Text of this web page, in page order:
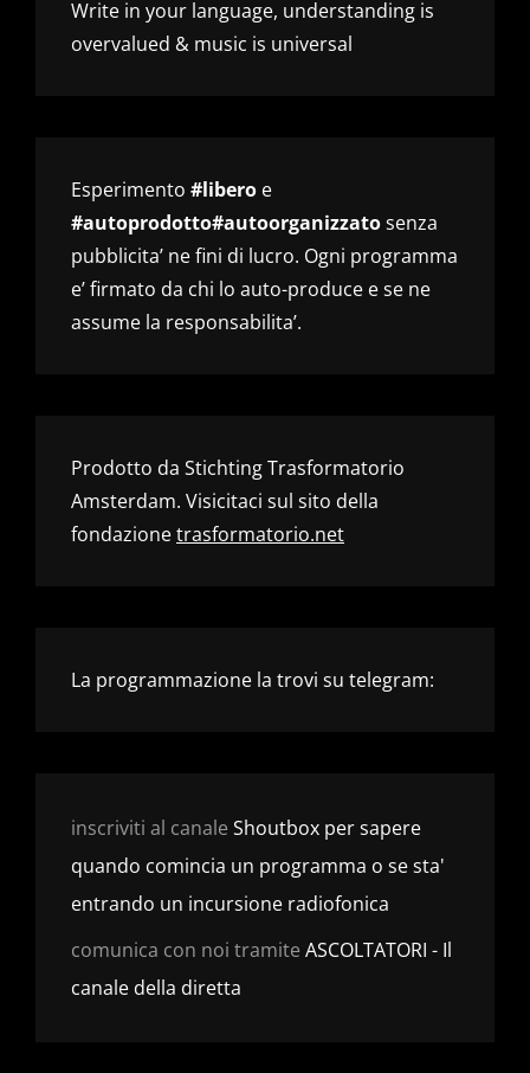
Write in your language, understanding is
overvalued & music is universal
Esperimento #libero e
#autoprodotto#autoorganizzatosenza
pubblicita’ ne fini di lucro. Ogni programma
e’ firmato da chi lo auto-produce e se ne
assume la responsabilita’.
Prodotto da Stichting Trasformatorio
Amsterdam. Visicitaci sul sito della
fondazionetrasformatorio.net
La programmazione la trovi su telegram:
inscriviti al canale Shoutbox per sapere
quando comincia un programma o se sta'
entrando un incursione radiofonica
comunica con noi tramite ASCOLTATORI - Il
canale della diretta